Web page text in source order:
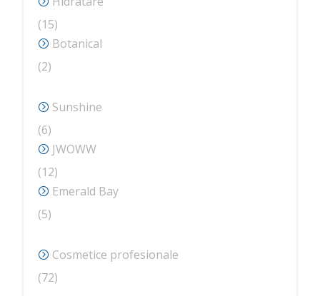
1515
produse
Botanical
22
Sunshine
66
produse
JWOWW
1212
produse
Emerald Bay
55
Cosmetice profesionale
7272